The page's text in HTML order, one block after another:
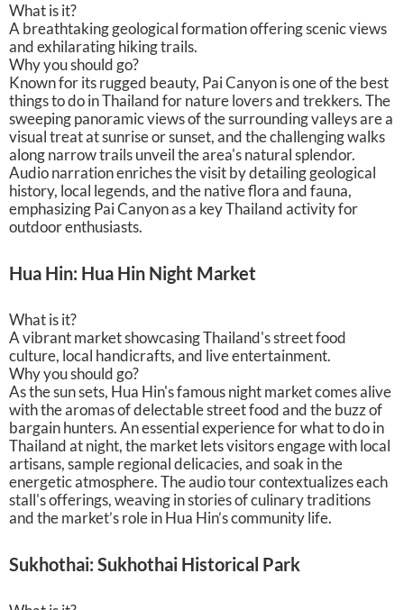
What is it?
A breathtaking geological formation offering scenic views
and exhilarating hiking trails.
Why you should go?
Known for its rugged beauty, Pai Canyon is one of the best
things to do in Thailand for nature lovers and trekkers. The
sweeping panoramic views of the surrounding valleys are a
visual treat at sunrise or sunset, and the challenging walks
along narrow trails unveil the area's natural splendor.
Audio narration enriches the visit by detailing geological
history, local legends, and the native flora and fauna,
emphasizing Pai Canyon as a key Thailand activity for
outdoor enthusiasts.
Hua Hin: Hua Hin Night Market
What is it?
A vibrant market showcasing Thailand's street food
culture, local handicrafts, and live entertainment.
Why you should go?
As the sun sets, Hua Hin's famous night market comes alive
with the aromas of delectable street food and the buzz of
bargain hunters. An essential experience for what to do in
Thailand at night, the market lets visitors engage with local
artisans, sample regional delicacies, and soak in the
energetic atmosphere. The audio tour contextualizes each
stall's offerings, weaving in stories of culinary traditions
and the market’s role in Hua Hin’s community life.
Sukhothai: Sukhothai Historical Park